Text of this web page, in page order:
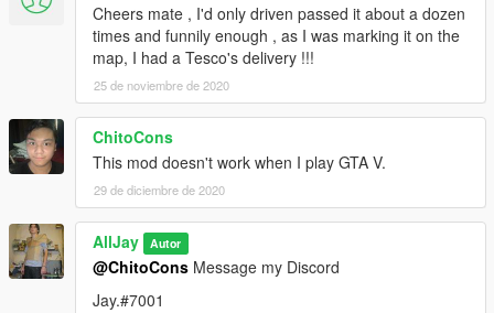
Cheers mate , I'd only driven passed it about a dozen
times and funnily enough , as I was marking it on the
map, I had a Tesco's delivery !!!
25 de noviembre de 2020
ChitoCons
This mod doesn't work when I play GTA V.
29 de diciembre de 2020
AllJay Autor
@ChitoCons Message my Discord
Jay.#7001